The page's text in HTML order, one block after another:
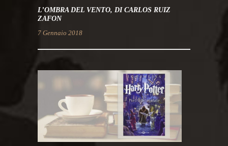
L’OMBRA DEL VENTO, DI CARLOS RUIZ
ZAFON
7 Gennaio 2018